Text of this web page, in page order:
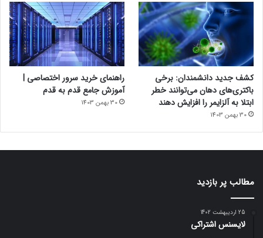
کشف جدید دانشمندان: برخی
باکتری‌های دهان می‌توانند خطر
ابتلا به آلزایمر را افزایش دهند
30 بهمن 1403
راهنمای خرید سرور اختصاصی |
آموزش جامع قدم به قدم
30 بهمن 1403
مطالب پر بازدید
25 اردیبهشت 1402
لایسنس اشتراکی